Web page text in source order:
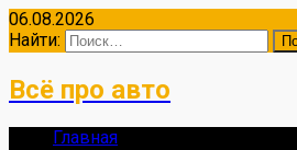
06.08.2026
Найти:
Всё про авто
Главная